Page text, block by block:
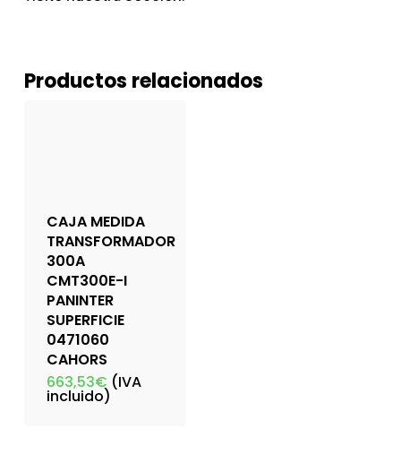
Productos relacionados
CAJA MEDIDA
TRANSFORMADOR
300A
CMT300E-I
PANINTER
SUPERFICIE
0471060
CAHORS
663,53€ (IVA
incluido)